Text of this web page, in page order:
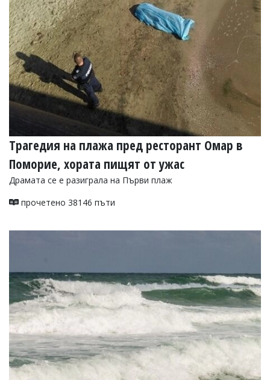
УКРАЙНА
СПОРТ
РАЗСЛЕДВАНЕ
БИЗНЕС
ЮГ
Управители:
email:
v.vasilev@flagman.bg
Катя
Касабова,
еmail:k.kassabova@flagman.bg
Главен
Иван
Коментарите
статиите
се
въвеждат
читателите
и
редакцията
Трагедия на плажа пред ресторант Омар в
Поморие, хората пищят от ужас
Драмата се е разиграла на Първи плаж
прочетено 38146 пъти